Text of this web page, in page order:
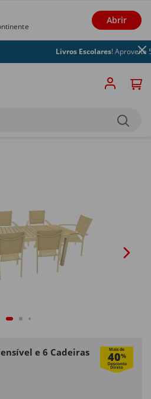
Abrir
Livros Escolares! Aproveite
e 6 Cadeiras
Mais de
40%